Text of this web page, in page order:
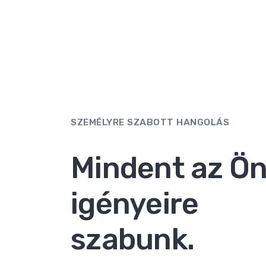
SZEMÉLYRE SZABOTT HANGOLÁS
Mindent az
igényeire
szabunk.